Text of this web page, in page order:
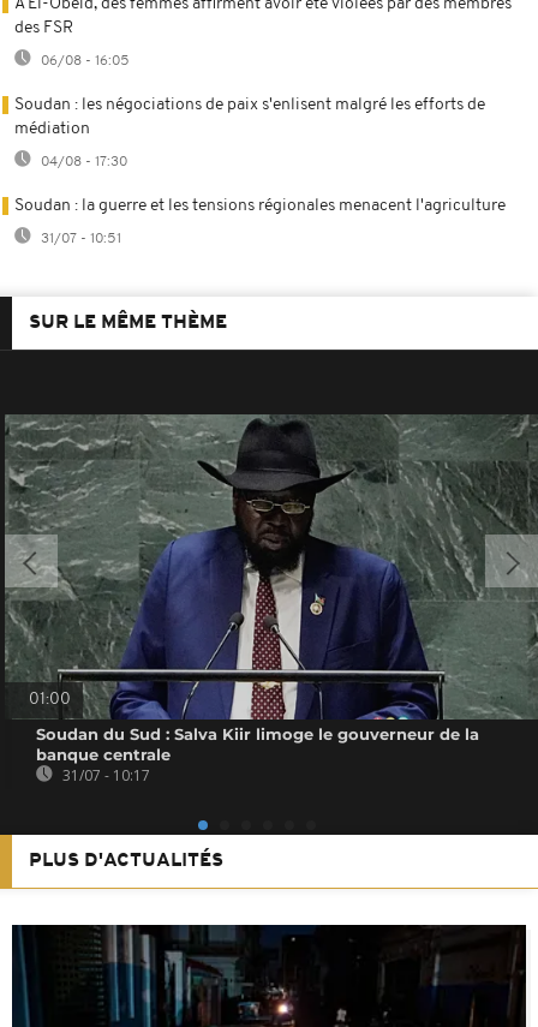
A El-Obeid, des femmes affirment avoir été violées par des membres
des FSR
06/08 - 16:05
Soudan : les négociations de paix s'enlisent malgré les efforts de
médiation
04/08 - 17:30
Soudan : la guerre et les tensions régionales menacent l'agriculture
31/07 - 10:51
SUR LE MÊME THÈME
01:00
Soudan du Sud : Salva Kiir limoge le gouverneur de la
banque centrale
31/07 - 10:17
PLUS D'ACTUALITÉS